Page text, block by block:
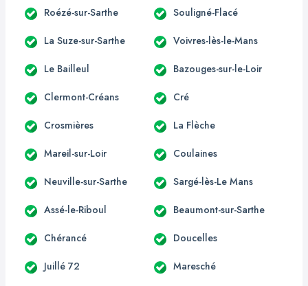
Roézé-sur-Sarthe Souligné-Flacé
La Suze-sur-Sarthe Voivres-lès-le-Mans
Le Bailleul Bazouges-sur-le-Loir
Clermont-Créans Cré
Crosmières La Flèche
Mareil-sur-Loir Coulaines
Neuville-sur-Sarthe Sargé-lès-Le Mans
Assé-le-Riboul Beaumont-sur-Sarthe
Chérancé Doucelles
Juillé 72 Maresché